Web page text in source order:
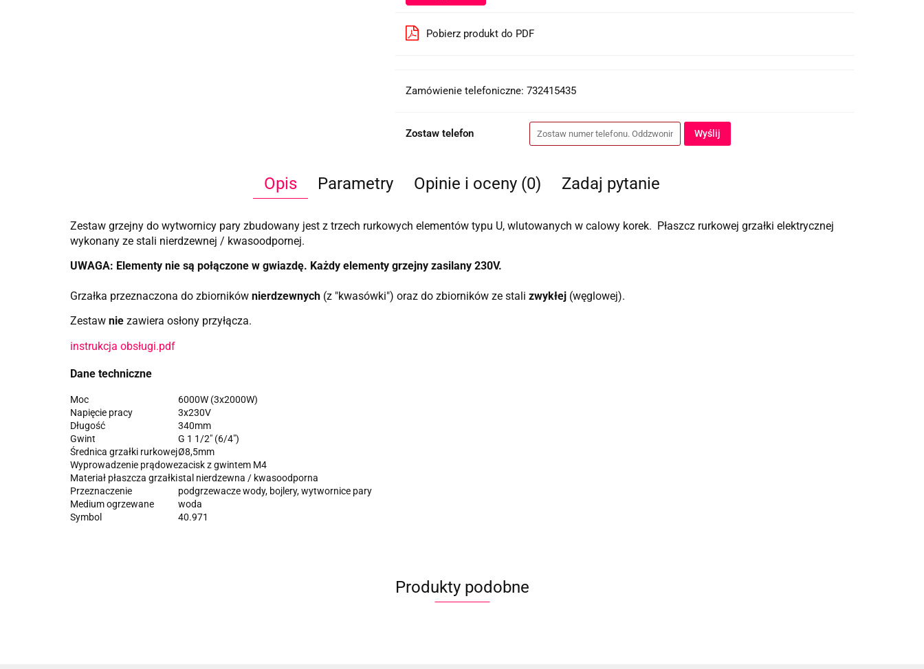
Pobierz produkt do PDF
Zamówienie telefoniczne: 732415435
Zostaw telefon Wyślij
Opis Parametry Opinie i oceny (0) Zadaj pytanie
Zestaw grzejny do wytwornicy pary zbudowany jest z trzech rurkowych elementów typu U, wlutowanych w calowy korek. Płaszcz rurkowej grzałki elektrycznej
wykonany ze stali nierdzewnej / kwasoodpornej.
UWAGA: Elementy nie są połączone w gwiazdę. Każdy elementy grzejny zasilany 230V.
Grzałka przeznaczona do zbiorników nierdzewnych (z "kwasówki") oraz do zbiorników ze stali zwykłej (węglowej).
Zestaw nie zawiera osłony przyłącza.
instrukcja obsługi.pdf
Dane techniczne
Moc
6000W (3x2000W)
Napięcie pracy
3x230V
Długość
340mm
Gwint
G 1 1/2" (6/4")
Średnica grzałki rurkowejØ8,5mm
Wyprowadzenie prądowezacisk z gwintem M4
Materiał płaszcza grzałkistal nierdzewna / kwasoodporna
Przeznaczenie
podgrzewacze wody, bojlery, wytwornice pary
Medium ogrzewane
woda
Symbol
40.971
Produkty podobne